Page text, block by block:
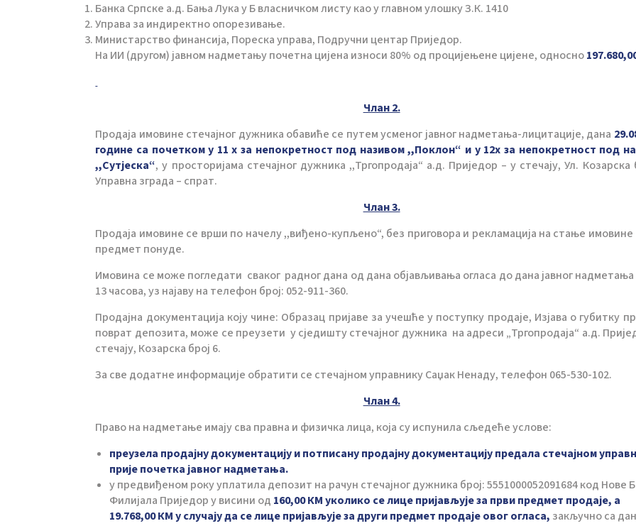
Банка Српске а.д. Бања Лука у Б власничком листу као у главном улошку З.К. 1410
Управа за индиректно опорезивање.
Министарство финансија, Пореска управа, Подручни центар Приједор.
На ИИ (другом) јавном надметању почетна цијена износи 80% од процијењене цијене, односно
Члан 2.
Продаја имовине стечајног дужника обавиће се путем усменог јавног надметања-лицитације, дана
године са почетком у 11 х за непокретност под називом ,,Поклон“ и у 12х за непокретност под
,,Сутјеска“, у просторијама стечајног дужника ,,Тргопродаја“ а.д. Приједор – у стечају, Ул. Козарска
Управна зграда – спрат.
Члан 3.
Продаја имовине се врши по начелу ,,виђено-купљено“, без приговора и рекламација на стање имовине
предмет понуде.
Имовина се може погледати сваког радног дана од дана објављивања огласа до дана јавног
13 часова, уз најаву на телефон број: 052-911-360.
Продајна документација коју чине: Образац пријаве за учешће у поступку продаје, Изјава о губитку
поврат депозита, може се преузети у сједишту стечајног дужника на адреси „Тргопродаја“ а.д.
стечају, Козарска број 6.
За све додатне информације обратити се стечајном управнику Саџак Ненаду, телефон 065-530-102.
Члан 4.
Право на надметање имају сва правна и физичка лица, која су испунила сљедеће услове:
преузела продајну документацију и потписану продајну документацију предала стечајном
прије почетка јавног надметања.
у предвиђеном року уплатила депозит на рачун стечајног дужника број: 5551000052091684 код Нове
Филијала Приједор у висини од 160,00 КМ уколико се лице пријављује за први предмет продаје, а
19.768,00 КМ у случају да се лице пријављује за други предмет продаје овог огласа, закључно са